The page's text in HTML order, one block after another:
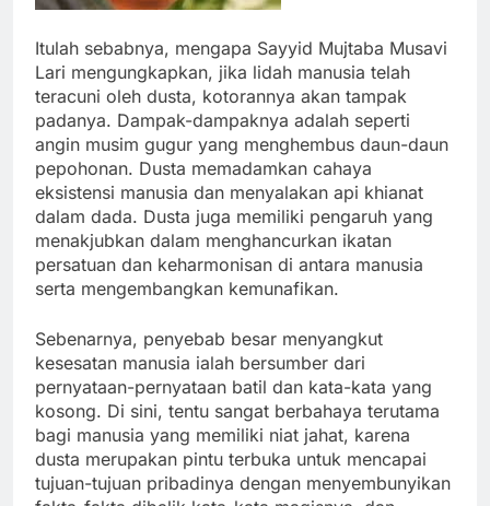
Itulah sebabnya, mengapa Sayyid Mujtaba Musavi
Lari mengungkapkan, jika lidah manusia telah
teracuni oleh dusta, kotorannya akan tampak
padanya. Dampak-dampaknya adalah seperti
angin musim gugur yang menghembus daun-daun
pepohonan. Dusta memadamkan cahaya
eksistensi manusia dan menyalakan api khianat
dalam dada. Dusta juga memiliki pengaruh yang
menakjubkan dalam menghancurkan ikatan
persatuan dan keharmonisan di antara manusia
serta mengembangkan kemunafikan.
Sebenarnya, penyebab besar menyangkut
kesesatan manusia ialah bersumber dari
pernyataan-pernyataan batil dan kata-kata yang
kosong. Di sini, tentu sangat berbahaya terutama
bagi manusia yang memiliki niat jahat, karena
dusta merupakan pintu terbuka untuk mencapai
tujuan-tujuan pribadinya dengan menyembunyikan